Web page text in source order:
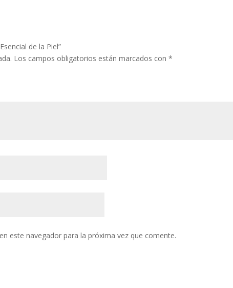
de la Piel”
Los campos obligatorios están marcados con*
este navegador para la próxima vez que comente.